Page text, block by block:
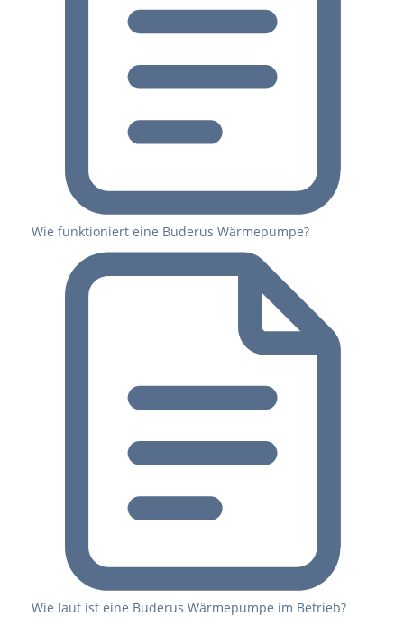
Wie funktioniert eine Buderus Wärmepumpe?
Wie laut ist eine Buderus Wärmepumpe im Betrieb?